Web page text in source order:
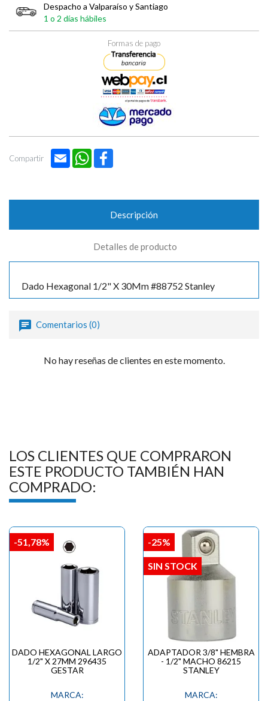
Despacho a Valparaíso y Santiago
1 o 2 días hábiles
Formas de pago
Compartir Email WhatsApp
Descripción
Detalles de producto
Dado Hexagonal 1/2" X 30Mm #88752 Stanley
Comentarios (0)
No hay reseñas de clientes en este momento.
LOS CLIENTES QUE COMPRARON
ESTE PRODUCTO TAMBIÉN HAN
COMPRADO:
DADO HEXAGONAL LARGO
1/2" X 27MM 296435
GESTAR
MARCA:
-51,78%
ADAPTADOR 3/8" HEMBRA
- 1/2" MACHO 86215
STANLEY
MARCA:
-25%
SIN STOCK